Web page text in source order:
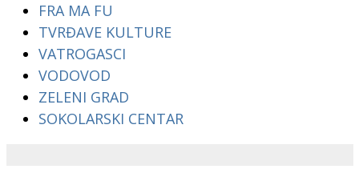
FRA MA FU
TVRĐAVE KULTURE
VATROGASCI
VODOVOD
ZELENI GRAD
SOKOLARSKI CENTAR